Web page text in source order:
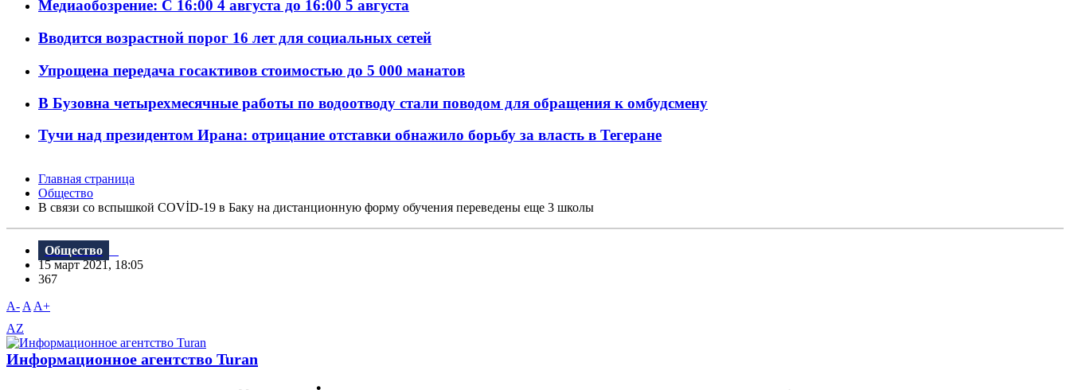
Медиаобозрение: С 16:00 4 августа до 16:00 5 августа
Вводится возрастной порог 16 лет для социальных сетей
Упрощена передача госактивов стоимостью до 5 000 манатов
В Бузовна четырехмесячные работы по водоотводу стали поводом для обращения к омбудсмену
Тучи над президентом Ирана: отрицание отставки обнажило борьбу за власть в Тегеране
Главная страница
Общество
В связи со вспышкой COVİD-19 в Баку на дистанционную форму обучения переведены еще 3 школы
Общество
15 март 2021, 18:05
367
A- A A+
AZ
Информационное агентство Turan